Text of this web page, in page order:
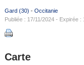
Gard (30) - Occitanie
Publiée : 17/11/2024 - Expirée :
Carte